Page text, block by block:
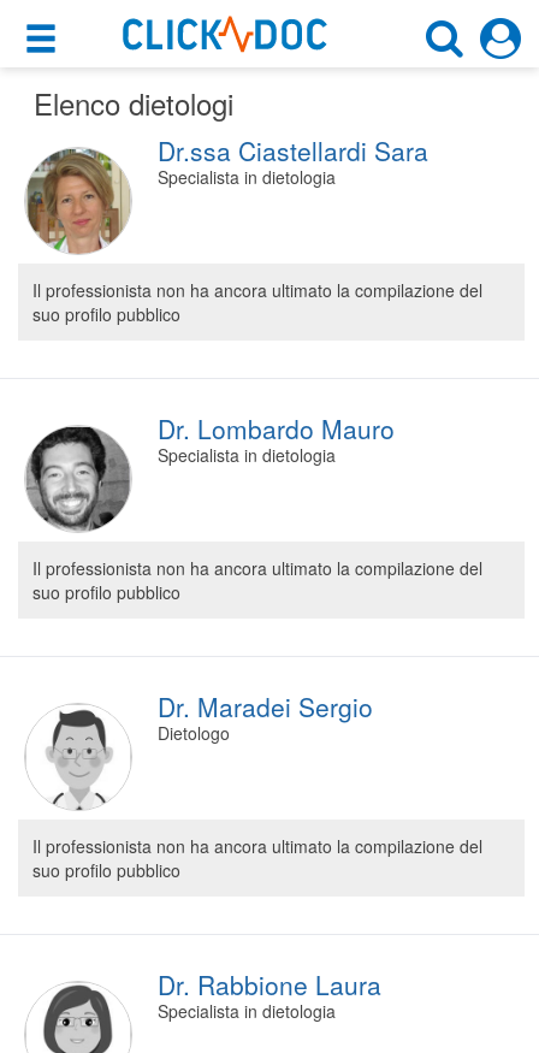
×
Motore di ricerca
×
Cerca uno specialista
Scegli specialità, prestazione o cognome
Cosa possiamo offrirti
Per i pazienti
Prenota una visita
Ricerca specialisti
Consulti online
Per gli specialisti
Prenotazioni online
Planner e rubrica in cloud
Segreteria virtuale
Elenco dietologi
Dr.ssa Ciastellardi Sara
Specialista in dietologia
Il professionista non ha ancora ultimato la compilazione del
suo profilo pubblico
Dr. Lombardo Mauro
Specialista in dietologia
Il professionista non ha ancora ultimato la compilazione del
suo profilo pubblico
Dr. Maradei Sergio
Dietologo
Il professionista non ha ancora ultimato la compilazione del
suo profilo pubblico
Dr. Rabbione Laura
Specialista in dietologia